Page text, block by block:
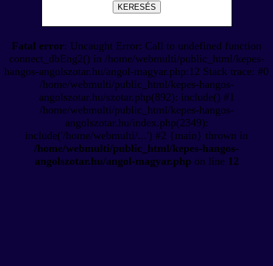
KERESÉS
Fatal error: Uncaught Error: Call to undefined function
connect_dbEng2() in /home/webmulti/public_html/kepes-
hangos-angolszotar.hu/angol-magyar.php:12 Stack trace: #0
/home/webmulti/public_html/kepes-hangos-
angolszotar.hu/szotar.php(892): include() #1
/home/webmulti/public_html/kepes-hangos-
angolszotar.hu/index.php(2349):
include('/home/webmulti/...') #2 {main} thrown in
/home/webmulti/public_html/kepes-hangos-
angolszotar.hu/angol-magyar.php on line 12